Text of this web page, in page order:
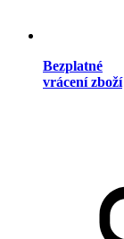
Bezplatné
vrácení zboží